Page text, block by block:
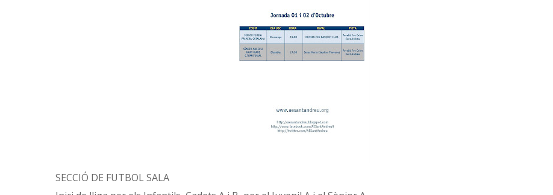
SECCIÓ DE FUTBOL SALA